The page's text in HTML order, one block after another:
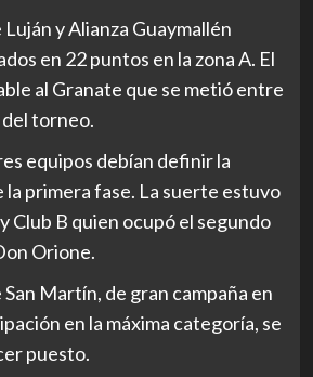
y Alianza Guaymallén
en 22 puntos en la zona A. El
al Granate que se metió entre
torneo.
equipos debían definir la
la primera fase. La suerte estuvo
Club B quien ocupó el segundo
Orione.
Martín, de gran campaña en
en la máxima categoría, se
puesto.